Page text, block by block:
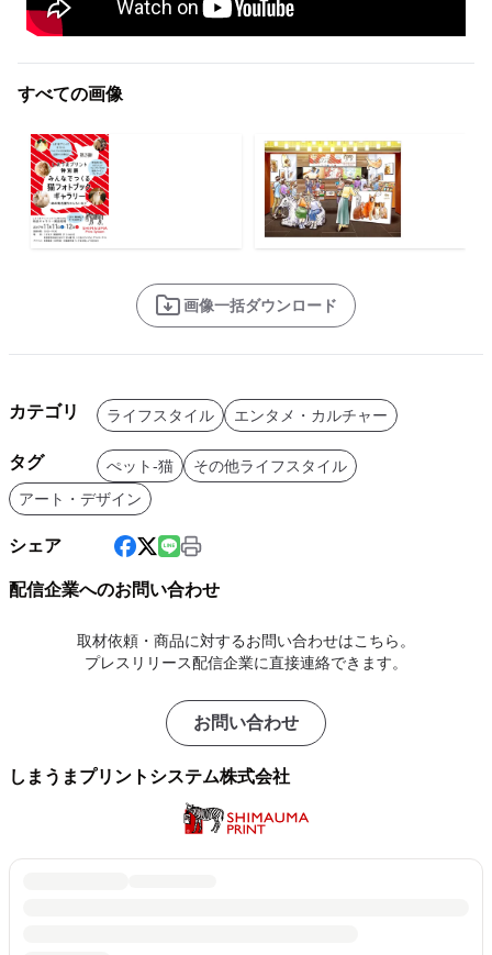
すべての画像
画像一括ダウンロード
カテゴリ ライフスタイル エンタメ・カルチャー
タグ ぺット-猫
その他ライフスタイル
アート・デザイン
シェア
配信企業へのお問い合わせ
取材依頼・商品に対するお問い合わせはこちら。
プレスリリース配信企業に直接連絡できます。
お問い合わせ
しまうまプリントシステム株式会社